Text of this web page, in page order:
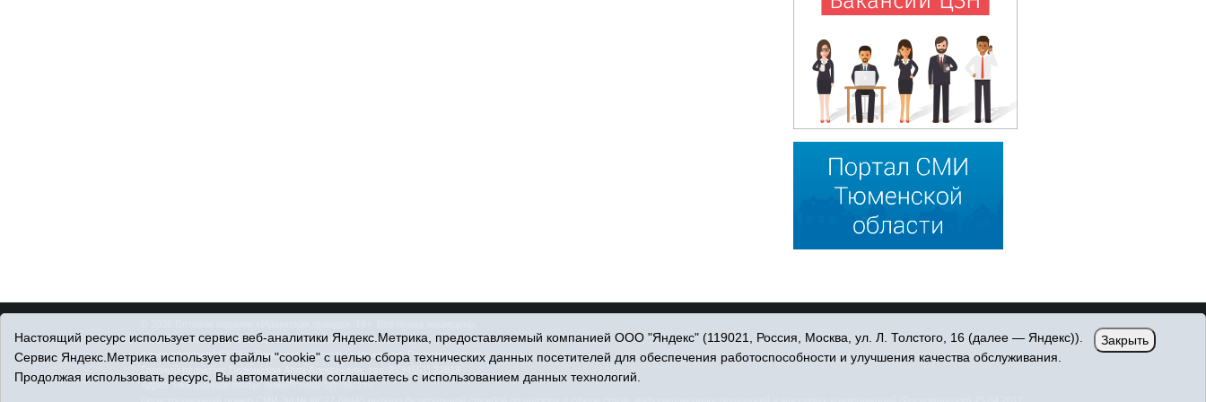
© При использовании материалов ссылка обязательна.
Адрес редакции: 627750 Тюменская область, г. Ишим, ул. Пономарёва, 39.
Адрес электронной почты:IshimPravda-1@obl72.ru
Настоящий ресурс использует сервис веб-аналитики Яндекс.Метрика, предоставляемый компанией ООО "Яндекс" (119021, Россия, Москва, ул. Л. Толстого, 16 (далее — Яндекс)).
Сервис Яндекс.Метрика использует файлы "cookie" с целью сбора технических данных посетителей для обеспечения работоспособности и улучшения качества обслуживания.
Продолжая использовать ресурс, Вы автоматически соглашаетесь с использованием данных технологий.
Закрыть